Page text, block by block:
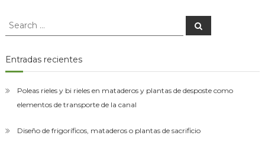
desposte.
Search
Search
Entradas recientes
Poleas rieles y bi rieles en mataderos y plantas de desposte como
elementos de transporte de la canal
Diseño de frigoríficos, mataderos o plantas de sacrificio